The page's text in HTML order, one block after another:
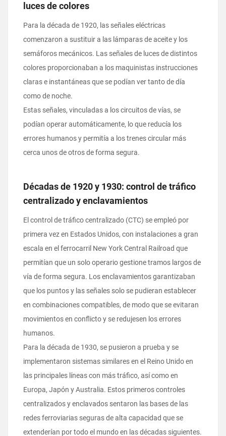
luces de colores
Para la década de 1920, las señales eléctricas
comenzaron a sustituir a las lámparas de aceite y los
semáforos mecánicos. Las señales de luces de distintos
colores proporcionaban a los maquinistas instrucciones
claras e instantáneas que se podían ver tanto de día
como de noche.
Estas señales, vinculadas a los circuitos de vías, se
podían operar automáticamente, lo que reducía los
errores humanos y permitía a los trenes circular más
cerca unos de otros de forma segura.
Décadas de 1920 y 1930: control de tráfico
centralizado y enclavamientos
El control de tráfico centralizado (CTC) se empleó por
primera vez en Estados Unidos, con instalaciones a gran
escala en el ferrocarril New York Central Railroad que
permitían que un solo operario gestione tramos largos de
vía de forma segura. Los enclavamientos garantizaban
que los puntos y las señales solo se pudieran establecer
en combinaciones compatibles, de modo que se evitaran
movimientos en conflicto y se redujesen los errores
humanos.
Para la década de 1930, se pusieron a prueba y se
implementaron sistemas similares en el Reino Unido en
las principales líneas con más tráfico, así como en
Europa, Japón y Australia. Estos primeros controles
centralizados y enclavados sentaron las bases de las
redes ferroviarias seguras de alta capacidad que se
extenderían por todo el mundo en las décadas siguientes.